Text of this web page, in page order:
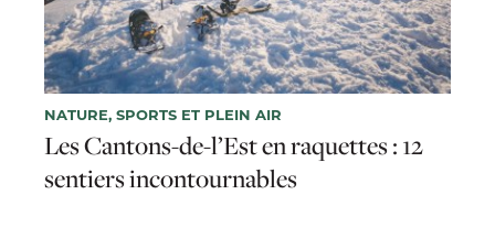
NATURE, SPORTS ET PLEIN AIR
Les Cantons-de-l’Est en raquettes : 12
sentiers incontournables